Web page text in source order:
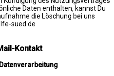
Daten enthalten, kannst Du
die Löschung bei uns
sued.de
Kontakt